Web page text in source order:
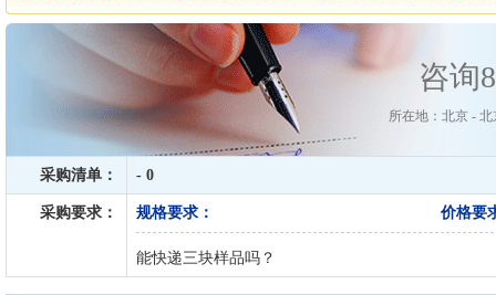
咨询
所在地：北京 - 北
采购清单： - 0
采购要求： 规格要求： 价格要
能快递三块样品吗？